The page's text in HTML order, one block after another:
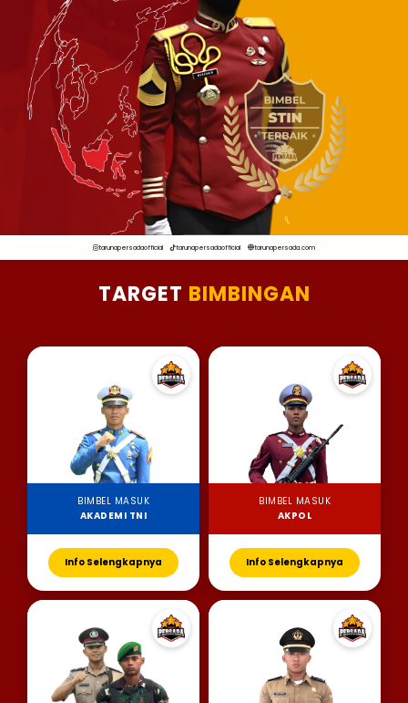
tarunapersadaofficial tarunapersadaofficial tarunapersada.com
TARGET BIMBINGAN
BIMBEL MASUK
AKADEMI TNI
Info Selengkapnya
BIMBEL MASUK
AKPOL
Info Selengkapnya